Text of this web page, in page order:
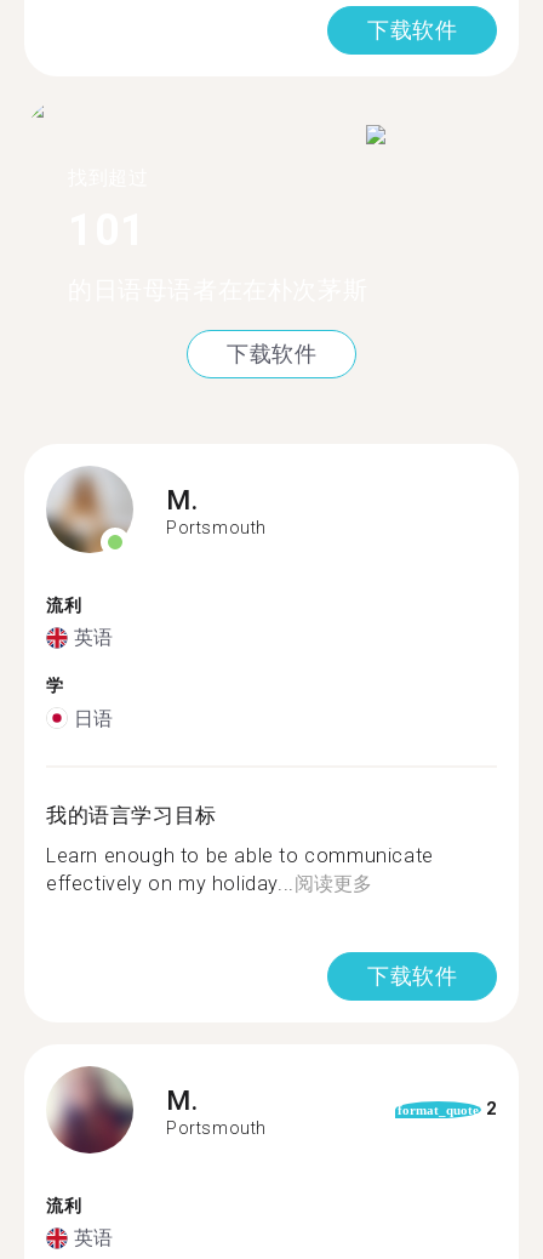
下载软件
下载软件
M.
Portsmouth
流利
英语
学
日语
我的语言学习目标
Learn enough to be able to communicate
effectively on my holiday... 阅读更多
下载软件
M.
Portsmouth
format_quote 2
流利
英语